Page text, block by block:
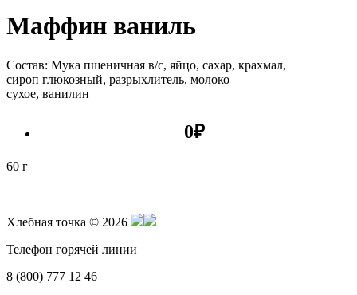
Маффин ваниль
Состав: Мука пшеничная в/c, яйцо, сахар, крахмал,
сироп глюкозный, разрыхлитель, молоко
сухое, ванилин
0₽
60 г
Хлебная точка © 2026
Телефон горячей линии
8 (800) 777 12 46